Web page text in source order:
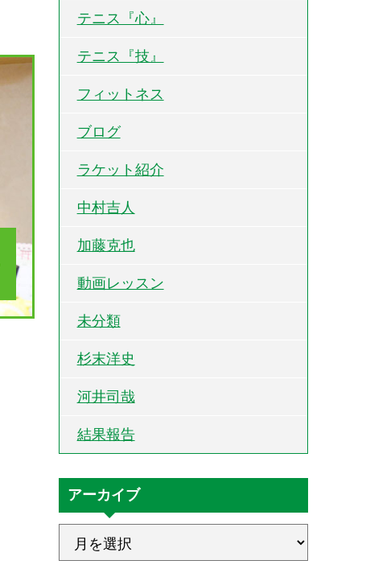
テニス『心』
テニス『技』
フィットネス
ブログ
ラケット紹介
中村吉人
加藤克也
動画レッスン
未分類
杉末洋史
河井司哉
結果報告
アーカイブ